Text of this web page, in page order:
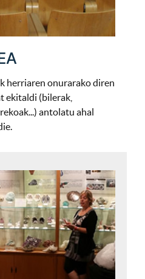
herriaren onurarako diren
ekitaldi (bilerak,
antolatu ahal